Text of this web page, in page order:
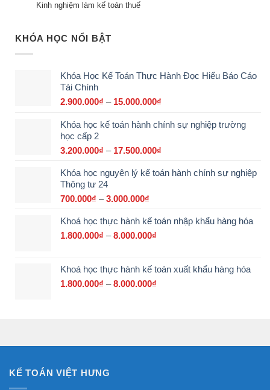
Kinh nghiệm làm kế toán thuế
KHÓA HỌC NỔI BẬT
Khóa Học Kế Toán Thực Hành Đọc Hiểu Báo Cáo
Tài Chính
2.900.000₫ – 15.000.000₫
từ
Khóa học kế toán hành chính sự nghiệp trường
học cấp 2
3.200.000₫ – 17.500.000₫
từ
Khóa học nguyên lý kế toán hành chính sự nghiệp
Thông tư 24
700.000₫ – 3.000.000₫
từ
700.000₫
Khoá học thực hành kế toán nhập khẩu hàng hóa
1.800.000₫ – 8.000.000₫
1.800.000₫
Khoá học thực hành kế toán xuất khẩu hàng hóa
1.800.000₫ – 8.000.000₫
KẾ TOÁN VIỆT HƯNG